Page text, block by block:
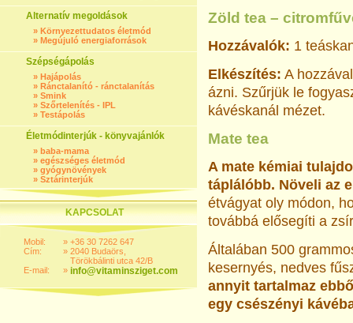
Alternatív megoldások
» Környezettudatos életmód
» Megújuló energiaforrások
Szépségápolás
» Hajápolás
» Ránctalanító - ránctalanítás
» Smink
» Szőrtelenítés - IPL
» Testápolás
Életmódinterjúk - könyvajánlók
» baba-mama
» egészséges életmód
» gyógynövények
» Sztárinterjúk
KAPCSOLAT
Mobil:
Cím:
E-mail:
»
»
»
+36 30 7262 647
2040 Budaörs,
Törökbálinti utca 42/B
info@vitaminsziget.com
Zöld tea –
Hozzávalók: 1
Elkészítés: A
ázni. Szűrjük le
kávéskanál mézet.
Mate tea
A mate kémiai
táplálóbb. Növeli az
étvágyat oly módon,
továbbá elősegíti a
Általában 500
kesernyés, nedves
annyit tartalmaz
egy csészényi